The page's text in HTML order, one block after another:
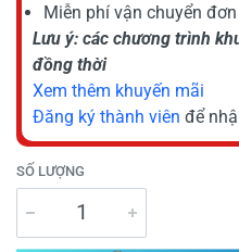
Miễn phí vận chuyển
Lưu ý: các chương trình
đồng thời
Xem thêm khuyến mãi
Đăng ký thành viên để
SỐ LƯỢNG